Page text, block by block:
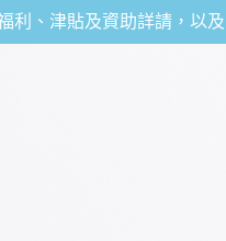
利、津貼及資助詳請，以